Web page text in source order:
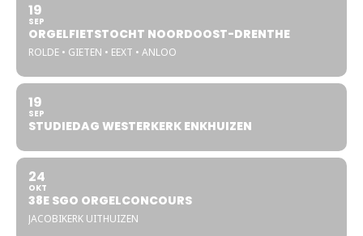
19
SEP
ORGELFIETSTOCHT NOORDOOST-DRENTHE
ROLDE • GIETEN • EEXT • ANLOO
19
SEP
STUDIEDAG WESTERKERK ENKHUIZEN
24
OKT
38E SGO ORGELCONCOURS
JACOBIKERK UITHUIZEN